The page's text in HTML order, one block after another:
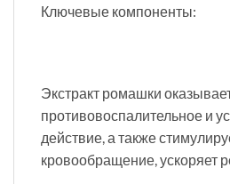
Ключевые компоненты:
Экстракт ромашки
противовоспалительное и
действие, а также
кровообращение, ускоряет